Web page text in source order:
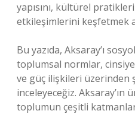
yapısını, kültürel
etkileşimlerini keşfetmek
Bu yazıda, Aksaray’ı
toplumsal normlar,
ve güç ilişkileri üzerinden
inceleyeceğiz. Aksaray’ın
toplumun çeşitli